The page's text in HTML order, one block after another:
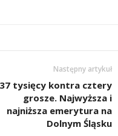
Następny artykuł
37 tysięcy kontra cztery
grosze. Najwyższa i
najniższa emerytura na
Dolnym Śląsku